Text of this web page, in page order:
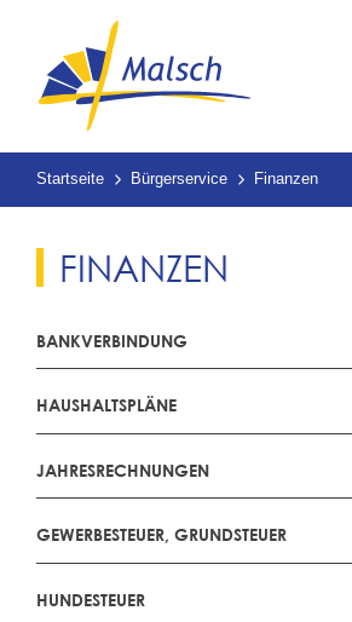
Startseite Bürgerservice Finanzen
FINANZEN
BANKVERBINDUNG
HAUSHALTSPLÄNE
JAHRESRECHNUNGEN
GEWERBESTEUER, GRUNDSTEUER
HUNDESTEUER